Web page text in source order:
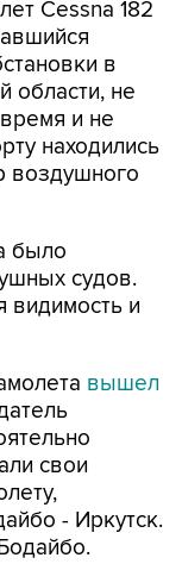
Cessna 182
в
области, не
и не
находились
воздушного
было
судов.
видимость и
вышел
свои
- Иркутск.